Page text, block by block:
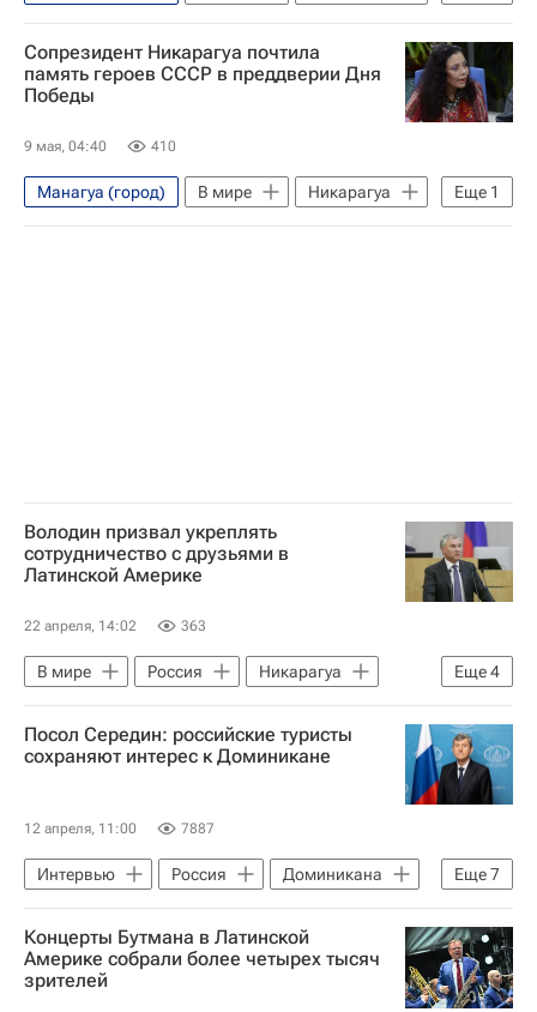
США
Даниэль Ортега
Сопрезидент Никарагуа почтила
память героев СССР в преддверии Дня
Победы
9 мая, 04:40 410
Еще 1
Манагуа (город) В мире
Никарагуа
День Победы — 2026
Володин призвал укреплять
сотрудничество с друзьями в
Латинской Америке
22 апреля, 14:02 363
Еще4
В мире Россия
Никарагуа
Латинская Америка
Вячеслав Володин
Владимир Путин
Госдума РФ
Посол Середин: российские туристы
сохраняют интерес к Доминикане
12 апреля, 11:00 7887
Еще7
Интервью Россия
Доминикана
Латинская Америка
Сергей Лавров
Николай I
Владимир Путин
Концерты Бутмана в Латинской
Америке собрали более четырех тысяч
зрителей